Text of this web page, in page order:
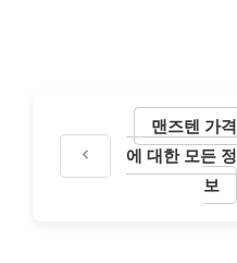
맨즈텐 가격
에 대한 모든 정
보